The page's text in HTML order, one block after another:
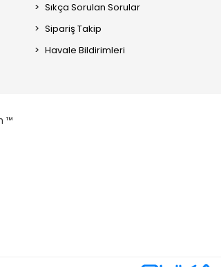
Sıkça Sorulan Sorular
Sipariş Takip
Havale Bildirimleri
™